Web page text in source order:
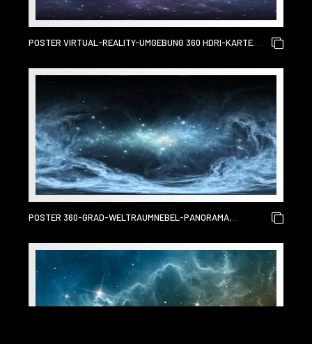
POSTER VIRTUAL-REALITY-UMGEBUNG 360 HDRI-KARTE.
PANORAMA. WELTRAUMNEBEL MIT STERNEN
POSTER 360-GRAD-WELTRAUMNEBEL-PANORAMA,
SPHÄRISCHES HDRI-PANORAMA. WELTRAUMHINTERGRUND
MIT NEBEL UND STERNEN.